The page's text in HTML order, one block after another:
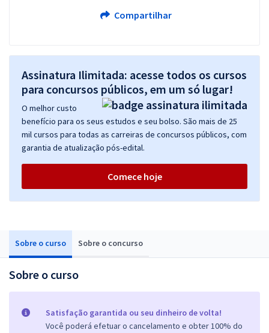
Sobre o curso Sobre o concurso
Sobre o curso
Satisfação garantida ou seu dinheiro de volta!
Você poderá efetuar o cancelamento e obter 100% do
Compartilhar
Assinatura Ilimitada: acesse todos os cursos
para concursos públicos, em um só lugar!
O melhor custo
benefício para os seus estudos e seu bolso. São mais de 25
mil cursos para todas as carreiras de concursos públicos, com
garantia de atualização pós-edital.
Comece hoje